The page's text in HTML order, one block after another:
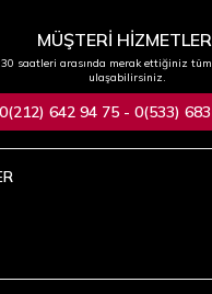
MÜŞTERİ
saatleri arasında merak ettiğiniz
ulaşabilirsiniz.
0(212) 642 94 75 - 0(533)